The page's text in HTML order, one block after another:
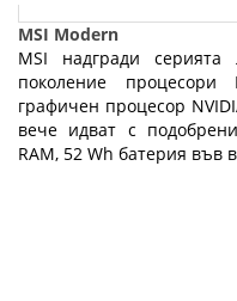
MSI Modern
MSI надгради
поколение
графичен процесор
вече идват с
RAM, 52 Wh батерия във